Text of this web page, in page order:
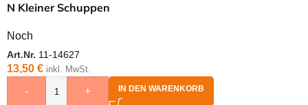
N Kleiner Schuppen
Noch
Art.Nr. 11-14627
13,50 € inkl. MwSt.
- + IN DEN WARENKORB